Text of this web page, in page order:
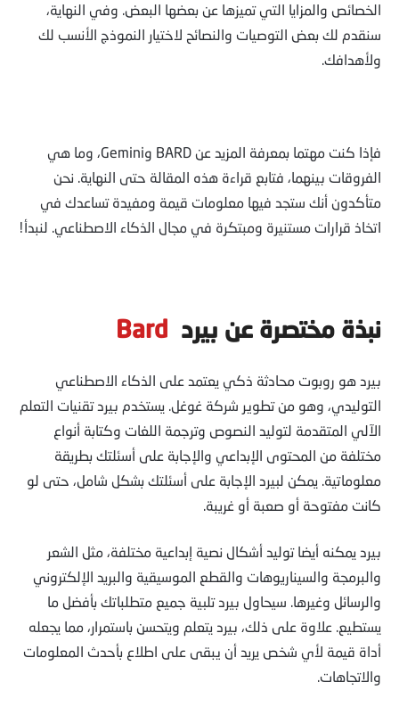
الخصائص والمزايا التي تميزها عن بعضها البعض. وفي النهاية،
سنقدم لك بعض التوصيات والنصائح لاختيار النموذج الأنسب لك
ولأهدافك.
فإذا كنت مهتما بمعرفة المزيد عن BARD وGemini، وما هي
الفروقات بينهما، فتابع قراءة هذه المقالة حتى النهاية. نحن
متأكدون أنك ستجد فيها معلومات قيمة ومفيدة تساعدك في
اتخاذ قرارات مستنيرة ومبتكرة في مجال الذكاء الاصطناعي. لنبدأ!
نبذة مختصرة عن بيرد Bard
بيرد هو روبوت محادثة ذكي يعتمد على الذكاء الاصطناعي
التوليدي، وهو من تطوير شركة غوغل. يستخدم بيرد تقنيات التعلم
الآلي المتقدمة لتوليد النصوص وترجمة اللغات وكتابة أنواع
مختلفة من المحتوى الإبداعي والإجابة على أسئلتك بطريقة
معلوماتية. يمكن لبيرد الإجابة على أسئلتك بشكل شامل، حتى لو
كانت مفتوحة أو صعبة أو غريبة.
بيرد يمكنه أيضا توليد أشكال نصية إبداعية مختلفة، مثل الشعر
والبرمجة والسيناريوهات والقطع الموسيقية والبريد الإلكتروني
والرسائل وغيرها. سيحاول بيرد تلبية جميع متطلباتك بأفضل ما
يستطيع. علاوة على ذلك، بيرد يتعلم ويتحسن باستمرار، مما يجعله
أداة قيمة لأي شخص يريد أن يبقى على اطلاع بأحدث المعلومات
والاتجاهات.